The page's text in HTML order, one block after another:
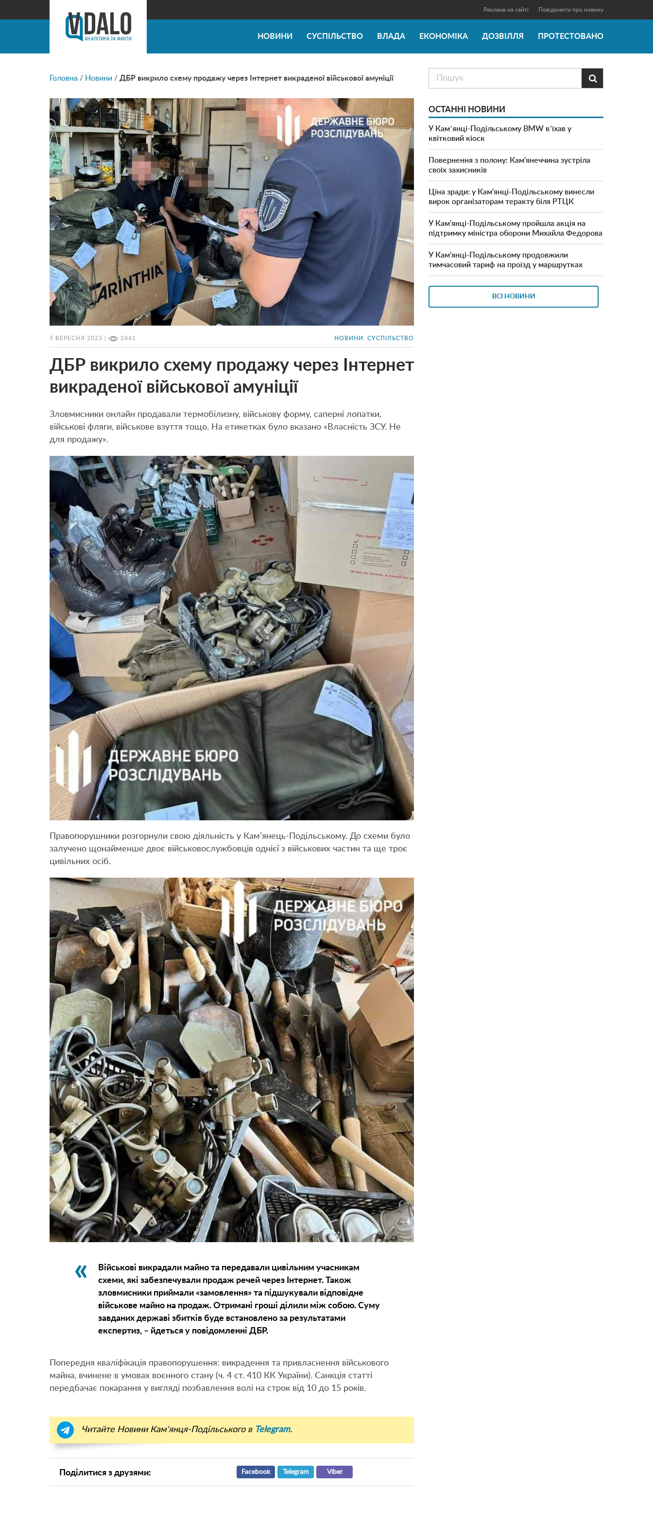
Реклама на сайті Повідомити про новину
НОВИНИ СУСПІЛЬСТВО ВЛАДА ЕКОНОМІКА ДОЗВІЛЛЯ ПРОТЕСТОВАНО
Головна / Новини / ДБР викрило схему продажу через Інтернет викраденої військової амуніції
5 ВЕРЕСНЯ 2023 | 2441 НОВИНИ , СУСПІЛЬСТВО
ДБР викрило схему продажу через Інтернет
викраденої військової амуніції
Зловмисники онлайн продавали термобілизну, військову форму, саперні лопатки,
військові фляги, військове взуття тощо. На етикетках було вказано «Власність ЗСУ. Не
для продажу».
Правопорушники розгорнули свою діяльність у Кам’янець-Подільському. До схеми було
залучено щонайменше двоє військовослужбовців однієї з військових частин та ще троє
цивільних осіб.
Військові викрадали майно та передавали цивільним учасникам
схеми, які забезпечували продаж речей через Інтернет. Також
зловмисники приймали «замовлення» та підшукували відповідне
військове майно на продаж. Отримані гроші ділили між собою. Суму
завданих державі збитків буде встановлено за результатами
експертиз, – йдеться у повідомленні ДБР.
Попередня кваліфікація правопорушення: викрадення та привласнення військового
майна, вчинене в умовах воєнного стану (ч. 4 ст. 410 КК України). Санкція статті
передбачає покарання у вигляді позбавлення волі на строк від 10 до 15 років.
Читайте Новини Кам'янця-Подільського в Telegram.
Поділитися з друзями: Facebook Telegram Viber

ОСТАННІ НОВИНИ
У Камʼянці-Подільському BMW вʼїхав у
квітковий кіоск
Повернення з полону: Кам’янеччина зустріла
своїх захисників
Ціна зради: у Кам’янці-Подільському винесли
вирок організаторам теракту біля РТЦК
У Кам’янці-Подільському пройшла акція на
підтримку міністра оборони Михайла Федорова
У Кам’янці-Подільському продовжили
тимчасовий тариф на проїзд у маршрутках
ВСІ НОВИНИ